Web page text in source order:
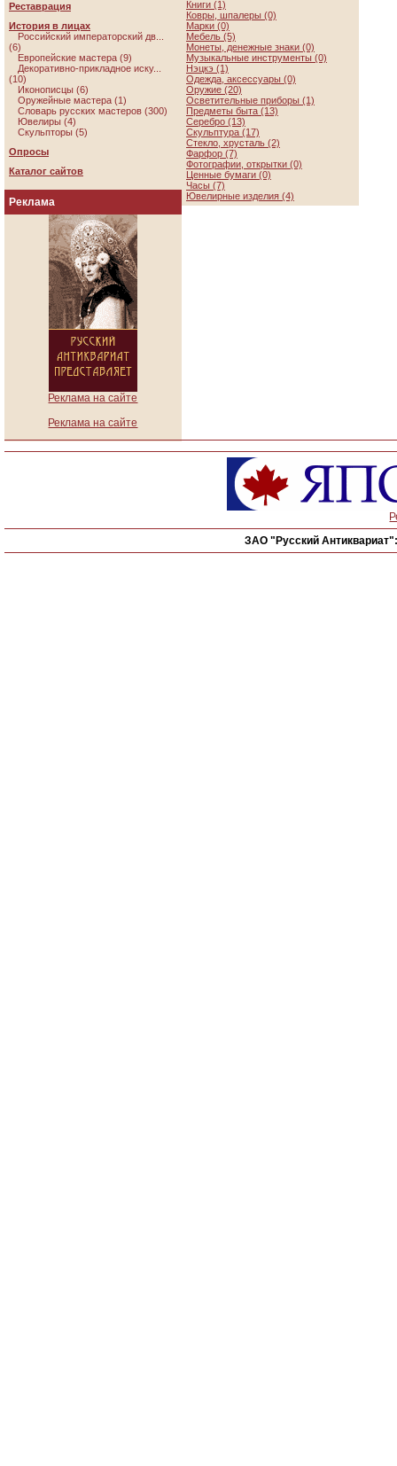
Реставрация
История в лицах
Российский императорский дв...
(6)
Европейские мастера (9)
Декоративно-прикладное иску...
(10)
Иконописцы (6)
Оружейные мастера (1)
Словарь русских мастеров (300)
Ювелиры (4)
Скульпторы (5)
Опросы
Каталог сайтов
Реклама
Реклама на сайте
Реклама на сайте
Книги (1)
Ковры, шпалеры (0)
Марки (0)
Мебель (5)
Монеты, денежные знаки (0)
Музыкальные инструменты (0)
Нэцкэ (1)
Одежда, аксессуары (0)
Оружие (20)
Осветительные приборы (1)
Предметы быта (13)
Серебро (13)
Скульптура (17)
Стекло, хрусталь (2)
Фарфор (7)
Фотографии, открытки (0)
Ценные бумаги (0)
Часы (7)
Ювелирные изделия (4)
ЗАО "Русский Антиквариат":